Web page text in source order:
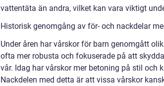
vattentäta än andra, vilket kan vara viktigt
Historisk genomgång av för- och nackdelar
Under åren har vårskor för barn genomgått
ofta mer robusta och fokuserade på att
vår. Idag har vårskor mer betoning på stil och
Nackdelen med detta är att vissa vårskor